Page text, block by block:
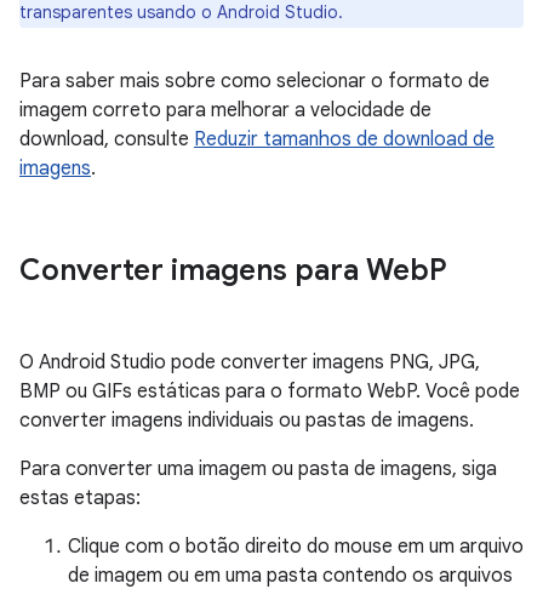
transparentes usando o Android Studio.
Para saber mais sobre como selecionar o formato de
imagem correto para melhorar a velocidade de
download, consulte Reduzir tamanhos de download de
imagens.
Converter imagens para WebP
O Android Studio pode converter imagens PNG, JPG,
BMP ou GIFs estáticas para o formato WebP. Você pode
converter imagens individuais ou pastas de imagens.
Para converter uma imagem ou pasta de imagens, siga
estas etapas:
Clique com o botão direito do mouse em um arquivo
de imagem ou em uma pasta contendo os arquivos